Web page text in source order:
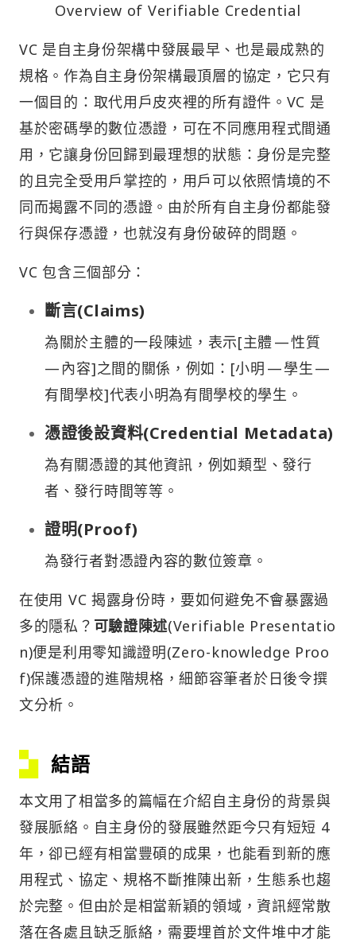
Overview of Verifiable Credential
VC 是自主身份架構中發展最早、也是最成熟的
規格。作為自主身份架構最頂層的協定，它只有
一個目的：取代用戶皮夾裡的所有證件。VC 是
基於密碼學的數位憑證，可在不同應用程式間通
用，它讓身份回歸到最理想的狀態：身份是完整
的且完全受用戶掌控的，用戶可以依照情境的不
同而揭露不同的憑證。由於所有自主身份都能發
行與保存憑證，也就沒有身份破碎的問題。
VC 包含三個部分：
斷言(Claims)
為關於主體的一段陳述，表示[主體 — 性質
— 內容]之間的關係，例如：[小明 — 學生 —
有間學校]代表小明為有間學校的學生。
憑證後設資料(Credential Metadata)
為有關憑證的其他資訊，例如類型、發行
者、發行時間等等。
證明(Proof)
為發行者對憑證內容的數位簽章。
在使用 VC 揭露身份時，要如何避免不會暴露過
多的隱私？ 可驗證陳述(Verifiable Presentatio
n)便是利用零知識證明(Zero-knowledge Proo
f)保護憑證的進階規格，細節容筆者於日後令撰
文分析。
結語
本文用了相當多的篇幅在介紹自主身份的背景與
發展脈絡。自主身份的發展雖然距今只有短短 4
年，卻已經有相當豐碩的成果，也能看到新的應
用程式、協定、規格不斷推陳出新，生態系也趨
於完整。但由於是相當新穎的領域，資訊經常散
落在各處且缺乏脈絡，需要埋首於文件堆中才能